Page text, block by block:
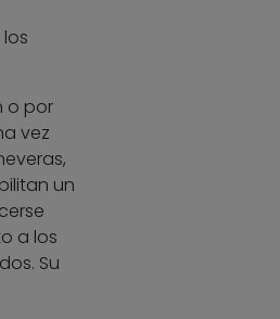
o por
vez
un
a los
Su